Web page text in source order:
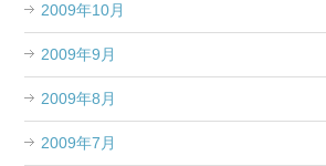
2009年10月
2009年9月
2009年8月
2009年7月